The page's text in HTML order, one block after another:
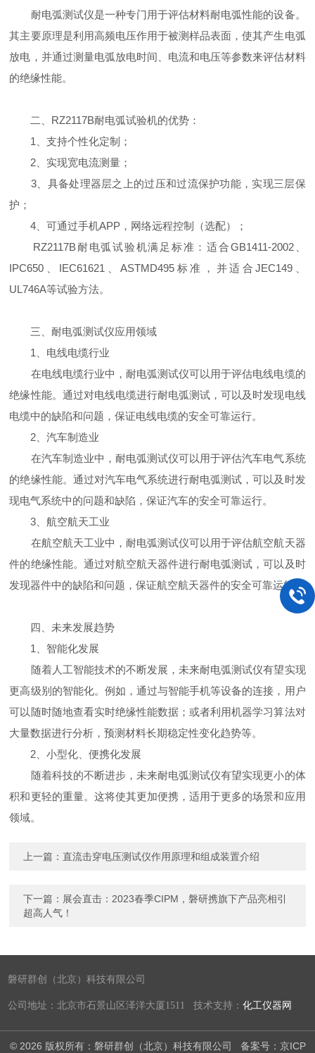
耐电弧测试仪是一种专门用于评估材料耐电弧性能的设备。
其主要原理是利用高频电压作用于被测样品表面，使其产生电弧
放电，并通过测量电弧放电时间、电流和电压等参数来评估材料
的绝缘性能。
二、RZ2117B耐电弧试验机的优势：
1、支持个性化定制；
2、实现宽电流测量；
3、具备处理器层之上的过压和过流保护功能，实现三层保
护；
4、可通过手机APP，网络远程控制（选配）；
RZ2117B耐电弧试验机满足标准：适合GB1411-2002、
IPC650、IEC61621、ASTMD495标准，并适合JEC149、
UL746A等试验方法。
三、耐电弧测试仪应用领域
1、电线电缆行业
在电线电缆行业中，耐电弧测试仪可以用于评估电线电缆的
绝缘性能。通过对电线电缆进行耐电弧测试，可以及时发现电线
电缆中的缺陷和问题，保证电线电缆的安全可靠运行。
2、汽车制造业
在汽车制造业中，耐电弧测试仪可以用于评估汽车电气系统
的绝缘性能。通过对汽车电气系统进行耐电弧测试，可以及时发
现电气系统中的问题和缺陷，保证汽车的安全可靠运行。
3、航空航天工业
在航空航天工业中，耐电弧测试仪可以用于评估航空航天器
件的绝缘性能。通过对航空航天器件进行耐电弧测试，可以及时
发现器件中的缺陷和问题，保证航空航天器件的安全可靠运行。
四、未来发展趋势
1、智能化发展
随着人工智能技术的不断发展，未来耐电弧测试仪有望实现
更高级别的智能化。例如，通过与智能手机等设备的连接，用户
可以随时随地查看实时绝缘性能数据；或者利用机器学习算法对
大量数据进行分析，预测材料长期稳定性变化趋势等。
2、小型化、便携化发展
随着科技的不断进步，未来耐电弧测试仪有望实现更小的体
积和更轻的重量。这将使其更加便携，适用于更多的场景和应用
领域。
上一篇：直流击穿电压测试仪作用原理和组成装置介绍
下一篇： 展会直击：2023春季CIPM，磐研携旗下产品亮相引
超高人气！
磐研群创（北京）科技有限公司
公司地址：北京市石景山区泽洋大厦1511 技术支持：化工仪器网
© 2026 版权所有：磐研群创（北京）科技有限公司 备案号：京ICP